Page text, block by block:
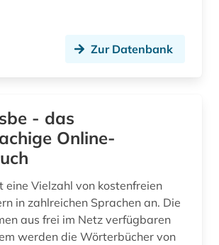
Zur Datenbank
- das
Online-
eine Vielzahl von kostenfreien
in zahlreichen Sprachen an. Die
aus frei im Netz verfügbaren
werden die Wörterbücher von